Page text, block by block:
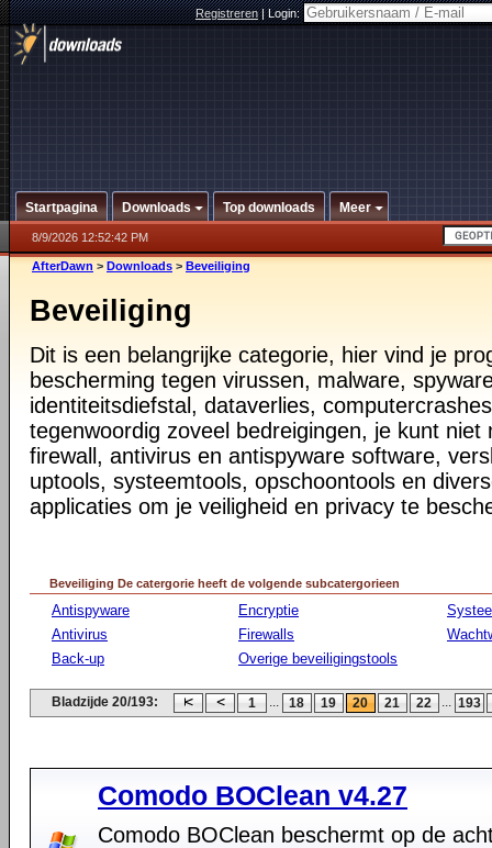
Registreren|Login:
Startpagina Downloads Top downloads Meer
8/9/2026 12:52:42 PM
AfterDawn > Downloads > Beveiliging
Beveiliging
Dit is een belangrijke categorie, hier vind je
bescherming tegen virussen, malware,
identiteitsdiefstal, dataverlies,
tegenwoordig zoveel bedreigingen, je kunt
firewall, antivirus en antispyware software,
uptools, systeemtools, opschoontools en
applicaties om je veiligheid en privacy te
Beveiliging De catergorie heeft de volgende subcatergorieen
Antispyware
Antivirus
Back-up
Encryptie
Firewalls
Overige beveiligingstools
Bladzijde 20/193: 1 ... 18 19 20 21 22 ... 193
Comodo BOClean v4.27
Comodo BOClean beschermt op de